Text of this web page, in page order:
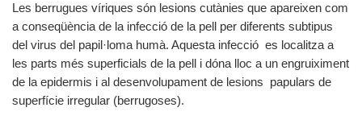
Les berrugues víriques són lesions cutànies que apareixen com
a conseqüència de la infecció de la pell per diferents subtipus
del virus del papil·loma humà. Aquesta infecció es localitza a
les parts més superficials de la pell i dóna lloc a un engruiximent
de la epidermis i al desenvolupament de lesions papulars de
superfície irregular (berrugoses).